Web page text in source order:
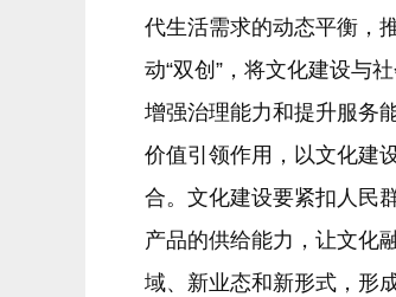
代生活需求的动态平衡，
动“双创”，将文化建设与
增强治理能力和提升服务
价值引领作用，以文化建
合。文化建设要紧扣人民
产品的供给能力，让文化
域、新业态和新形式，形